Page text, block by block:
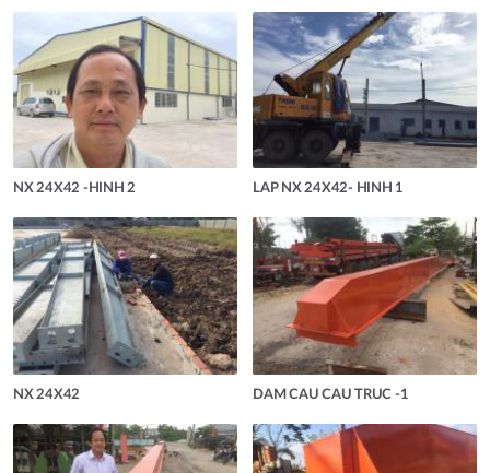
NX 24X42 -HINH 2 LAP NX 24X42- HINH 1
NX 24X42 DAM CAU CAU TRUC -1